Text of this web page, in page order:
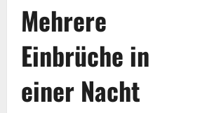
Mehrere
Einbrüche in
einer Nacht